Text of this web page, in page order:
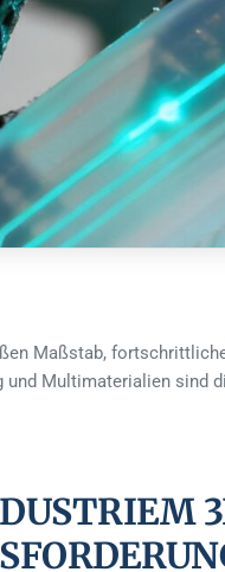
Maßstab,
Multimaterialien sind